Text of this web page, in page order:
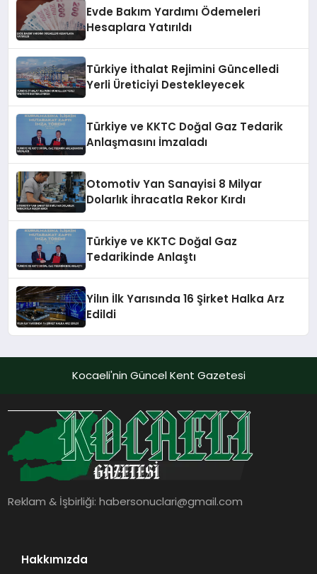
Evde Bakım Yardımı Ödemeleri
Hesaplara Yatırıldı
Türkiye İthalat Rejimini Güncelledi
Yerli Üreticiyi Destekleyecek
Türkiye ve KKTC Doğal Gaz Tedarik
Anlaşmasını İmzaladı
Otomotiv Yan Sanayisi 8 Milyar
Dolarlık İhracatla Rekor Kırdı
Türkiye ve KKTC Doğal Gaz
Tedarikinde Anlaştı
Yilın İlk Yarısında 16 Şirket Halka Arz
Edildi
Kocaeli'nin Güncel Kent Gazetesi
Reklam & İşbirliği:habersonuclari@gmail.com
Hakkımızda